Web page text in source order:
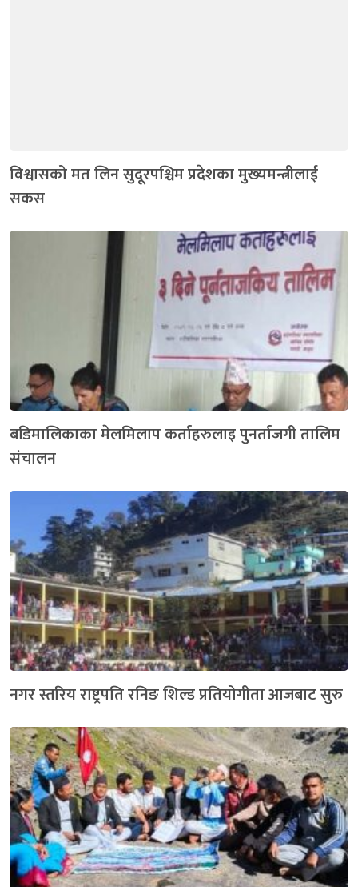
विश्वासको मत लिन सुदूरपश्चिम प्रदेशका मुख्यमन्त्रीलाई
सकस
बडिमालिकाका मेलमिलाप कर्ताहरुलाइ पुनर्ताजगी तालिम
संचालन
नगर स्तरिय राष्ट्रपति रनिङ शिल्ड प्रतियोगीता आजबाट सुरु